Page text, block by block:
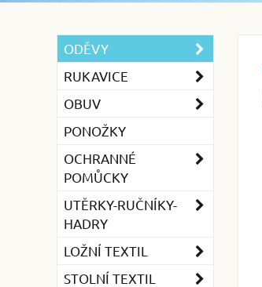
ODĚVY
RUKAVICE
OBUV
PONOŽKY
OCHRANNÉ
POMŮCKY
UTĚRKY-RUČNÍKY-
HADRY
LOŽNÍ TEXTIL
STOLNÍ TEXTIL